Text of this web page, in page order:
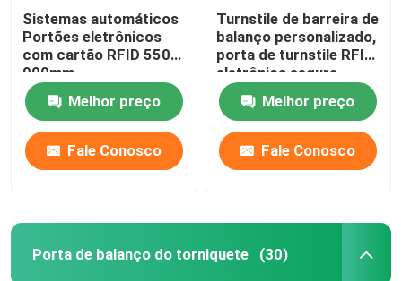
Sistema de controlo de acesso de porta inteligente
Sistemas automáticos
Portões eletrônicos
com cartão RFID 550-
900mm
Melhor preço
Fale Conosco
Turnstile de barreira de
balanço personalizado,
porta de turnstile RFID
eletrônica segura
Melhor preço
Fale Conosco
Porta de balanço do torniquete (30)